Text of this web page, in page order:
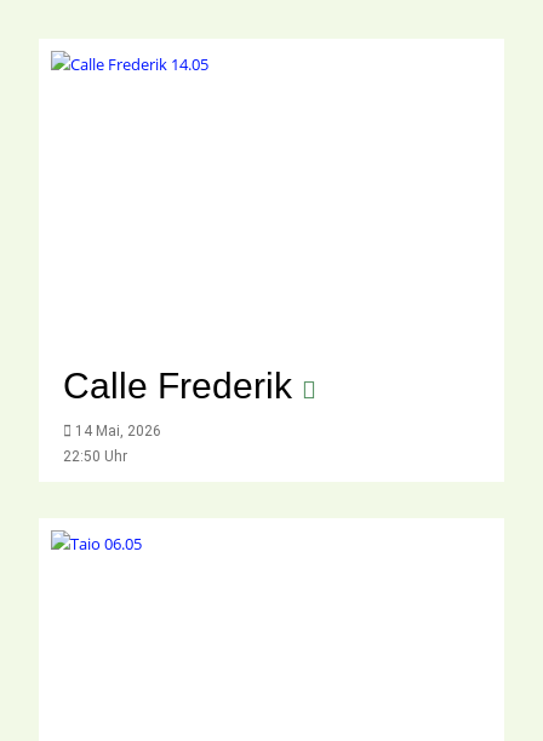
Calle Frederik
14 Mai, 2026
22:50 Uhr